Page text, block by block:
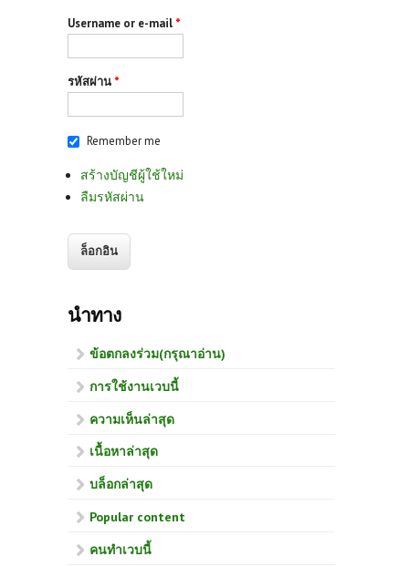
Username or e-mail *
รหัสผ่าน *
Remember me
สร้างบัญชีผู้ใช้ใหม่
ลืมรหัสผ่าน
นำทาง
ข้อตกลงร่วม(กรุณาอ่าน)
การใช้งานเวบนี้
ความเห็นล่าสุด
เนื้อหาล่าสุด
บล็อกล่าสุด
Popular content
คนทำเวบนี้